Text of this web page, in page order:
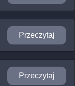
Przeczytaj
Przeczytaj